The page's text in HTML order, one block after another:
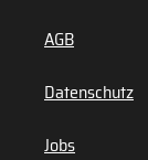
AGB
Datenschutz
Jobs